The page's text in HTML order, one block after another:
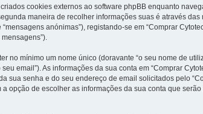
cookies externos ao software phpBB enquanto
maneira de recolher informações suas é através
anónimas”), registando-se em “Comprar
no mínimo um nome único (doravante “o seu nome de
seu email”). As informações da sua conta em “Comprar
sua senha e do seu endereço de email solicitados pelo
a opção de escolher as informações da sua conta que